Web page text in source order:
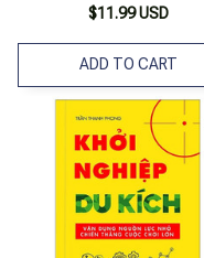
$11.99 USD
ADD TO CART